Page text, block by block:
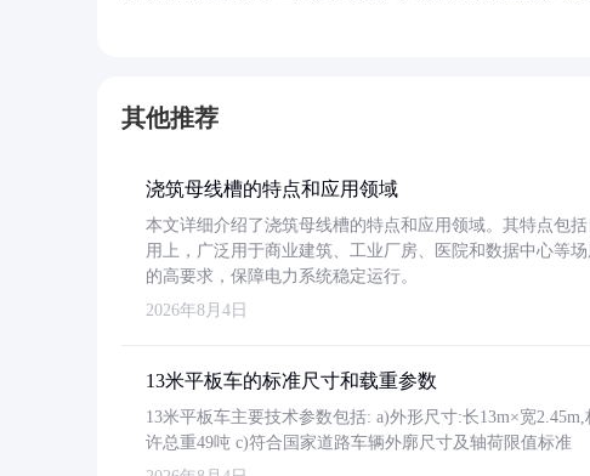
其他推荐
浇筑母线槽的特点和应用领域
本文详细介绍了浇筑母线槽的特点和应用领域。其特点包
用上，广泛用于商业建筑、工业厂房、医院和数据中心等
的高要求，保障电力系统稳定运行。
2026年8月4日
13米平板车的标准尺寸和载重参数
13米平板车主要技术参数包括: a)外形尺寸:长13m×宽
许总重49吨 c)符合国家道路车辆外廓尺寸及轴荷限值标准